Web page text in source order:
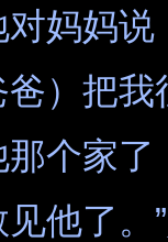
妈妈说
）把我
个家了
他了。